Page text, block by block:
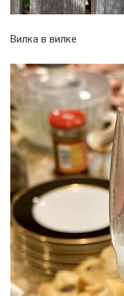
Вилка в вилке